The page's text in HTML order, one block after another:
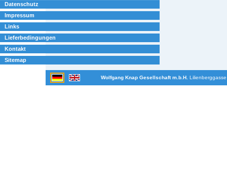
Datenschutz
Impressum
Links
Lieferbedingungen
Kontakt
Sitemap
Wolfgang Knap Gesellschaft m.b.H.